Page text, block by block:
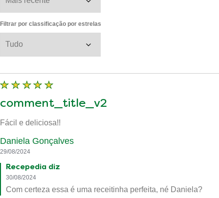
Filtrar por classificação por estrelas
comment_title_v2
Fácil e deliciosa!!
Daniela Gonçalves
29/08/2024
Recepedia diz
30/08/2024
Com certeza essa é uma receitinha perfeita, né Daniela?